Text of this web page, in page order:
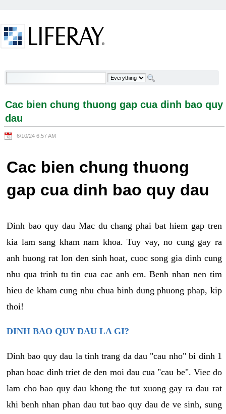
Cac bien chung thuong gap cua dinh bao quy dau -
Cac bien chung thuong gap cua dinh bao quy
dau
6/10/24 6:57 AM
Cac bien chung thuong
gap cua dinh bao quy dau
Dinh bao quy dau Mac du chang phai bat hiem gap tren
kia lam sang kham nam khoa. Tuy vay, no cung gay ra
anh huong rat lon den sinh hoat, cuoc song gia dinh cung
nhu qua trinh tu tin cua cac anh em. Benh nhan nen tim
hieu de kham cung nhu chua binh dung phuong phap, kip
thoi!
DINH BAO QUY DAU LA GI?
Dinh bao quy dau la tinh trang da dau "cau nho" bi dinh 1
phan hoac dinh triet de den moi dau cua "cau be". Viec do
lam cho bao quy dau khong the tut xuong gay ra dau rat
khi benh nhan phan dau tut bao quy dau de ve sinh, sung